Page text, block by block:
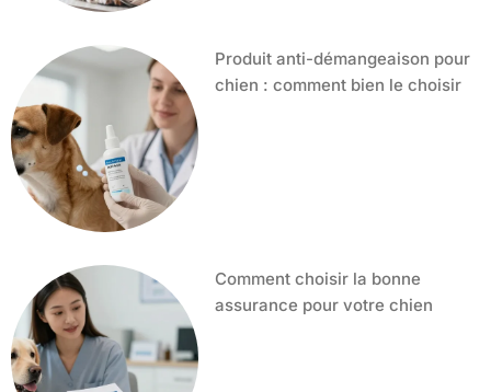
Produit anti-démangeaison pour
chien : comment bien le choisir
Comment choisir la bonne
assurance pour votre chien